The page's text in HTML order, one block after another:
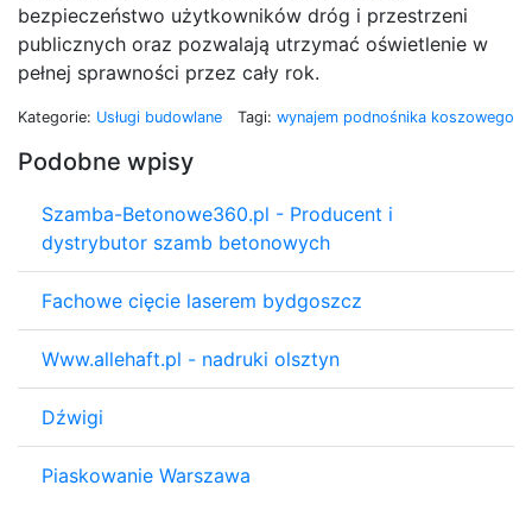
bezpieczeństwo użytkowników dróg i przestrzeni
publicznych oraz pozwalają utrzymać oświetlenie w
pełnej sprawności przez cały rok.
Kategorie: Usługi budowlane Tagi: wynajem podnośnika koszowego
Podobne wpisy
Szamba-Betonowe360.pl - Producent i
dystrybutor szamb betonowych
Fachowe cięcie laserem bydgoszcz
Www.allehaft.pl - nadruki olsztyn
Dźwigi
Piaskowanie Warszawa